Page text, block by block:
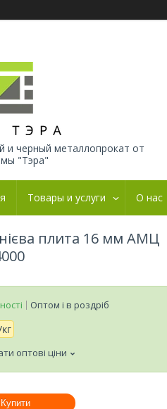
и черный металлопрокат от
"Тэра"
Товары и услуги О нас
плита 16 мм АМЦ
Оптом і в роздріб
оптові ціни
Купити